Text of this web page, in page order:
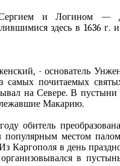
и Логином —
здесь в 1636
- основатель
самых почитаемых
на Севере. В
Макарию.
обитель
популярным местом
Каргополя в день
в